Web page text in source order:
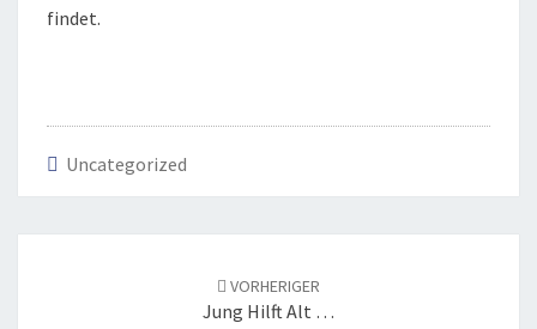
findet.
Uncategorized
VORHERIGER
Jung Hilft Alt …